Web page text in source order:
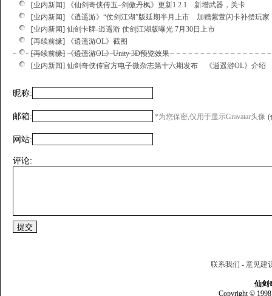
[业内新闻]
《仙剑奇侠传五–剑傲丹枫》更新1.2.1 新增武器，关卡
[业内新闻]
《逍遥游》“仗剑江湖”版延期半月上市 加赠紫萱闪卡补偿玩家
[业内新闻] 仙剑卡牌-逍遥游 仗剑江湖版曝光 7月30日上市
[再续前缘]
《逍遥游OL》截图
[再续前缘] 《逍遥游OL》Unity 3D预览效果
[业内新闻] 仙剑奇侠传官方电子微杂志第十六期发布 《逍遥游OL》介绍
昵称:
邮箱: *为您保密,仅用于显示Gravatar头像 (
网站:
评论:
联系我们 - 意见建
仙剑
Copyright © 1998